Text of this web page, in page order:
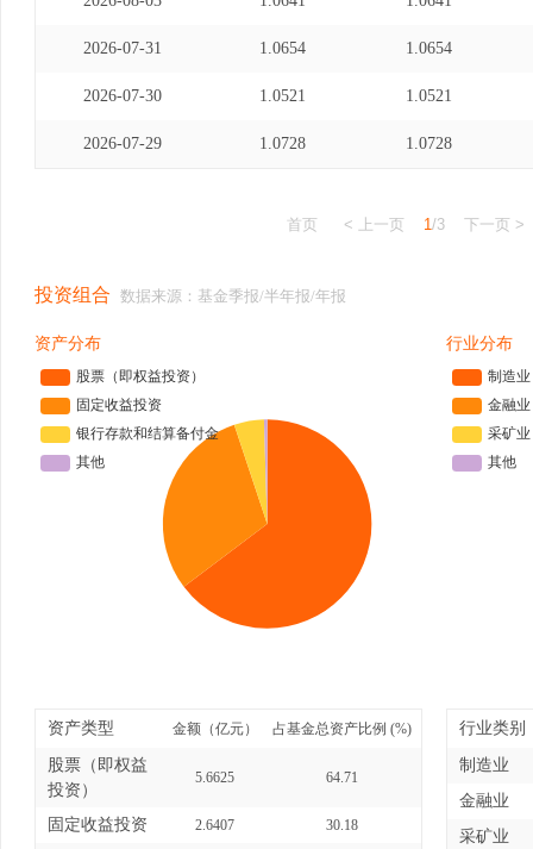
2026-07-31 1.0654 1.0654
2026-07-30 1.0521 1.0521
2026-07-29 1.0728 1.0728
首页 < 上一页 1/3 下一页 >
投资组合 数据来源：基金季报/半年报/年报
资产分布
资产类型 金额（亿元） 占基金总资产比例 (%)
股票（即权益
投资）
5.6625 64.71
固定收益投资 2.6407 30.18
行业分布
行业类别
制造业
金融业
采矿业